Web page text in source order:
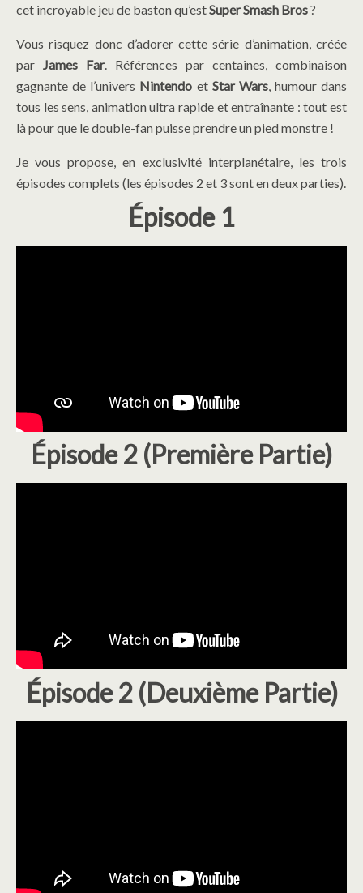
cet incroyable jeu de baston qu’estSuper Smash Bros?
Vous risquez donc d’adorer cette série d’animation, créée
par James Far. Références par centaines, combinaison
gagnante de l’univers Nintendo et Star Wars, humour dans
tous les sens, animation ultra rapide et entraînante : tout est
là pour que le double-fan puisse prendre un pied monstre !
Je vous propose, en exclusivité interplanétaire, les trois
épisodes complets (les épisodes 2 et 3 sont en deux parties).
Épisode 1
Épisode 2 (Première Partie)
Épisode 2 (Deuxième Partie)